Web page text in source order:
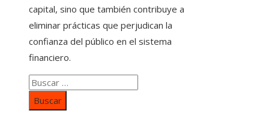
capital, sino que también contribuye a
eliminar prácticas que perjudican la
confianza del público en el sistema
financiero.
Buscar: